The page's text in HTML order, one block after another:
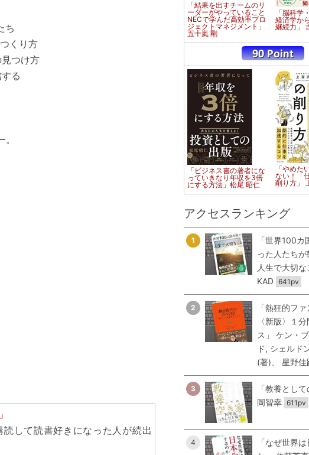
ち
くり方
つけ方
る
して読書好きになった人が続出
「結果を出すチームのリ
ーダーがやっていること
NECで学んだ高効率プロ
ジェクトマネジメント」
五十嵐 剛
「脳科学
経済学か
継続力」
「ビジネス書の著者にな
っていきなり年収を3倍
にする方法」松尾 昭仁
「やめた
ない！「
削り方」
アクセスランキング
1
「世界100
った人たち
人生で大切な
KAD 641pv
2
「熱狂的フ
〈新版〉１
ス」 ケン・
ド, シェルド
(著)、 星野佳
3
「教養とし
岡智幸 611pv
4
「なぜ世界